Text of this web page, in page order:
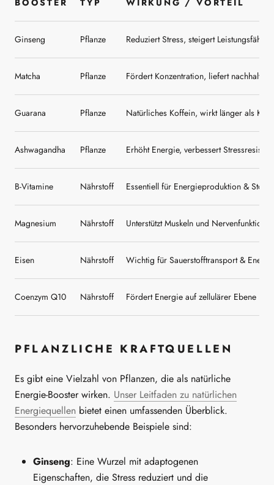
BOOSTER TYP WIRKUNG / VORTEIL
Ginseng Pflanze Reduziert Stress, steigert
Matcha Pflanze Fördert Konzentration, liefert
Guarana Pflanze Natürliches Koffein, wirkt länger als
Ashwagandha Pflanze Erhöht Energie, verbessert
B-Vitamine Nährstoff Essentiell für Energieproduktion &
Magnesium Nährstoff Unterstützt Muskeln und Nervenfunktion
Eisen Nährstoff Wichtig für Sauerstofftransport &
Coenzym Q10 Nährstoff Fördert Energie auf zellulärer Ebene
PFLANZLICHE KRAFTQUELLEN
Es gibt eine Vielzahl von Pflanzen, die als natürliche
Energie-Booster wirken. Unser Leitfaden zu natürlichen
Energiequellen bietet einen umfassenden Überblick.
Besonders hervorzuhebende Beispiele sind:
Ginseng: Eine Wurzel mit adaptogenen
Eigenschaften, die Stress reduziert und die